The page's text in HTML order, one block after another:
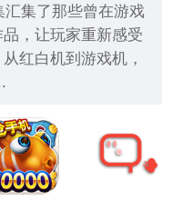
集了那些曾在游戏
，让玩家重新感受
红白机到游戏机，